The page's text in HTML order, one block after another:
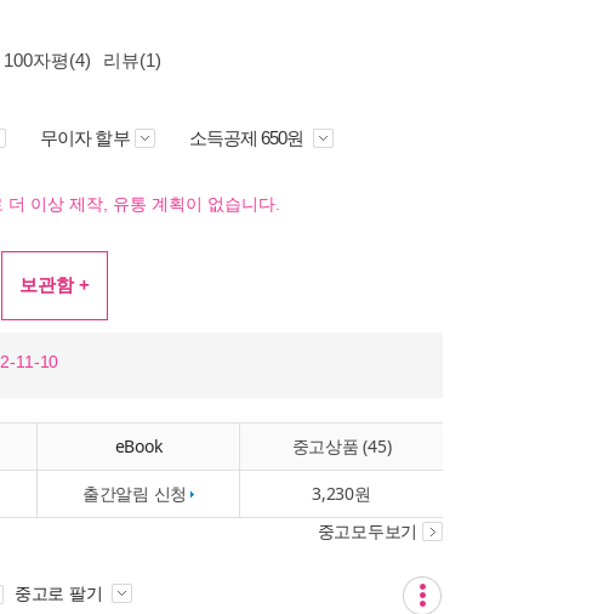
100자평(4) 리뷰(1)
무이자 할부 소득공제 650원
이상 제작, 유통 계획이 없습니다.
보관함 +
11-10
eBook 중고상품 (45)
출간알림 신청 3,230원
중고모두보기
중고로 팔기